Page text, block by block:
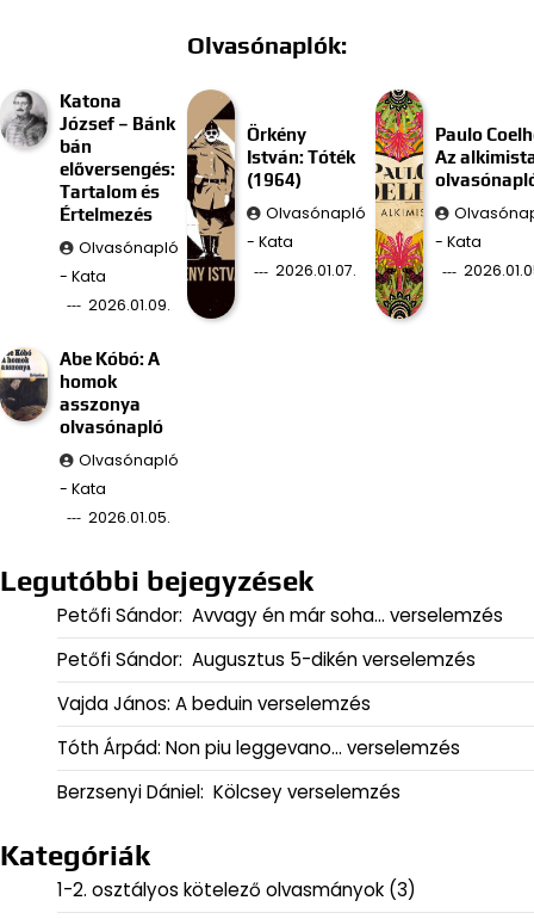
Olvasónaplók:
Katona
József – Bánk
bán
előversengés:
Tartalom és
Értelmezés
Olvasónapló
- Kata
2026.01.09.
Örkény
István: Tóték
(1964)
Olvasónapló
- Kata
2026.01.07.
Paulo
Az
- Kata
Abe Kóbó: A
homok
asszonya
olvasónapló
Olvasónapló
- Kata
2026.01.05.
Legutóbbi bejegyzések
Petőfi Sándor: Avvagy én már soha… verselemzés
Petőfi Sándor: Augusztus 5-dikén verselemzés
Vajda János: A beduin verselemzés
Tóth Árpád: Non piu leggevano… verselemzés
Berzsenyi Dániel: Kölcsey verselemzés
Kategóriák
1-2. osztályos kötelező olvasmányok (3)